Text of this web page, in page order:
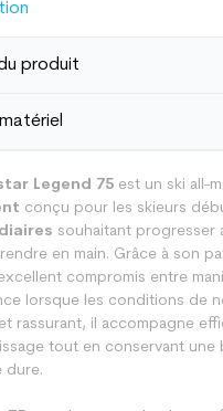
produit
Legend 75 est un ski all-
conçu pour les skieurs
souhaitant progresser
en main. Grâce à son
compromis entre
lorsque les conditions de
rassurant, il accompagne
tout en conservant une
dure.